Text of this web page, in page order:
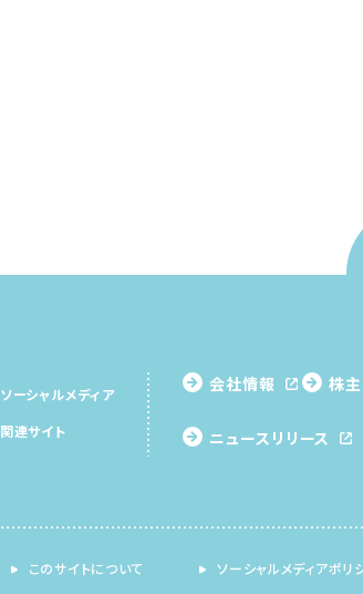
ソーシャルメディア
関連サイト
会社情報 株
ニュースリリース
このサイトについて ソーシャルメディアポリ